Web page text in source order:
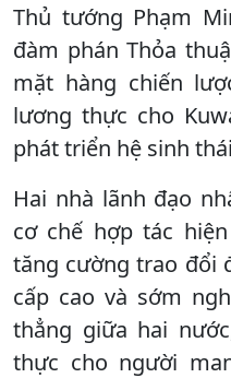
Thủ tướng Phạm
đàm phán Thỏa
mặt hàng chiến
lương thực cho
phát triển hệ sinh
Hai nhà lãnh đạo
cơ chế hợp tác
tăng cường trao đổi
cấp cao và sớm
thẳng giữa hai
thực cho người